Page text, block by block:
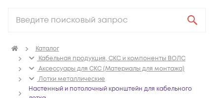
Каталог
Кабельная продукция, СКС и компоненты ВОЛС
Аксессуары для СКС (Материалы для монтажа)
Лотки металлические
Настенный и потолочный кронштейн для кабельного